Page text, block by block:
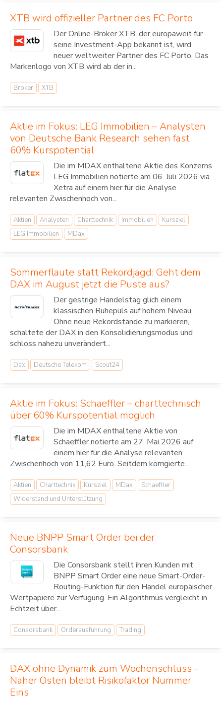
XTB wird offizieller Partner des FC Porto
Der Online-Broker XTB, der europaweit für
seine Investment-App bekannt ist, wird
neuer weltweiter Partner des FC Porto. Das
Markenlogo von XTB wird ab der in...
Broker XTB
Aktie im Fokus: LEG Immobilien – Analysten
von Deutsche Bank Research sehen fast
60% Kurspotential
Die im MDAX enthaltene Aktie des Konzerns
LEG Immobilien notierte am 06. Juli 2026 via
Xetra auf einem hier für die Analyse
relevanten Zwischenhoch von...
Aktien Analysten Charttechnik Immobilien
Kursziel
LEG Immobilien
MDax
Sommerflaute statt Rekordjagd: Geht dem
DAX im August jetzt die Puste aus?
Der gestrige Handelstag glich einem
klassischen Ruhepuls auf hohem Niveau.
Ohne neue Rekordstände zu markieren,
schaltete der DAX in den Konsolidierungsmodus und
schloss nahezu unverändert...
Dax Deutsche Telekom Scout24
Aktie im Fokus: Schaeffler – charttechnisch
über 60% Kurspotential möglich
Die im MDAX enthaltene Aktie von
Schaeffler notierte am 27. Mai 2026 auf
einem hier für die Analyse relevanten
Zwischenhoch von 11,62 Euro. Seitdem korrigierte...
Aktien Charttechnik Kursziel MDax
Schaeffler
Widerstand und Unterstützung
Neue BNPP Smart Order bei der
Consorsbank
Die Consorsbank stellt ihren Kunden mit
BNPP Smart Order eine neue Smart-Order-
Routing-Funktion für den Handel europäischer
Wertpapiere zur Verfügung. Ein Algorithmus vergleicht in
Echtzeit über...
Consorsbank Orderausführung Trading
DAX ohne Dynamik zum Wochenschluss –
Naher Osten bleibt Risikofaktor Nummer
Eins